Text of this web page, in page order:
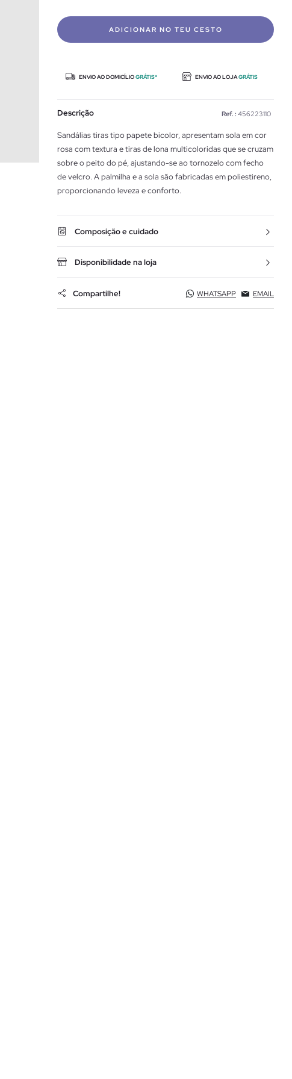
ADICIONAR NO TEU CESTO
ENVIO AO DOMICÍLIOGRÁTIS* ENVIO AO LOJAGRÁTIS
Descrição Ref. : 456223110
Sandálias tiras tipo papete bicolor, apresentam sola em cor
rosa com textura e tiras de lona multicoloridas que se cruzam
sobre o peito do pé, ajustando-se ao tornozelo com fecho
de velcro. A palmilha e a sola são fabricadas em poliestireno,
proporcionando leveza e conforto.
Composição e cuidado
Disponibilidade na loja
Compartilhe! WHATSAPP EMAIL